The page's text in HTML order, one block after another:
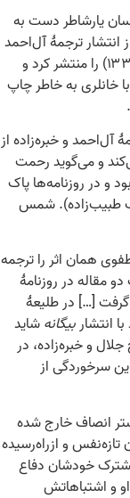
یارشاطر دست به
ترجمهٔ آل‌احمد
و داریوش، ترجمهٔ ذکاء (بنگاه ترجمه و نشر کتاب ۱۳۳۶) را منتشر کرد و
خانلری به خاطر چاپ
آل‌احمد و خبره‌زاده از
و می‌گوید رحمت
و در روزنامه‌ها پاک
از اعتبار انداخته بود (صفحه ۱۱۸ کتاب طبیب‌زاده). شمس
همان اثر را ترجمه
در روزنامهٔ
گرفت […] در طلیعهٔ
انتشاربیگانهشاید
و خبره‌زاده، در
سرخوردگی از
انصاف خارج شده
تازه‌نفس و از‌راه‌رسیده
خودشان دفاع
و اشتباهاتش